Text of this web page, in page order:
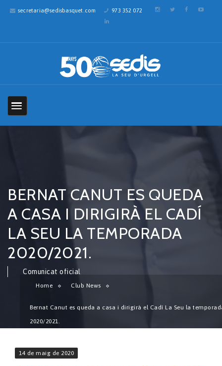
secretaria@sedisbasquet.com 973 352 072
BERNAT CANUT ES QUEDA
A CASA I DIRIGIRÀ EL CADÍ
LA SEU LA TEMPORADA
2020/2021.
Comunicat oficial
Home Club News
Bernat Canut es queda a casa i dirigirà el Cadí La Seu la
2020/2021.
14 de maig de 2020